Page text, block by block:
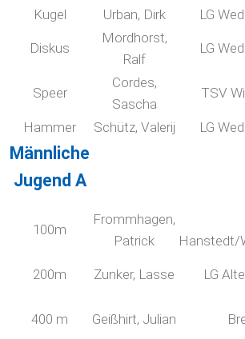
Kugel Urban, Dirk LG
Diskus
Mordhorst,
Ralf
LG
Speer
Cordes,
Sascha
TSV
Hammer Schütz, Valerij LG
Männliche
Jugend A
100m
Frommhagen,
Patrick
Hanstedt/
200m Zunker, Lasse LG
400 m Geißhirt, Julian